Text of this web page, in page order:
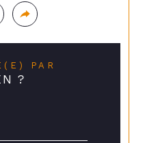
PAR
?